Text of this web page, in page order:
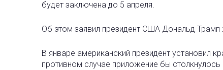
будет заключена до 5 апреля.
Об этом заявил президент США Дональд
В январе американский президент установил
противном случае приложение бы